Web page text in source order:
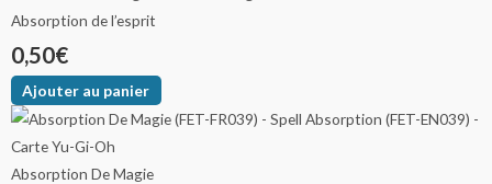
Absorption de l’esprit
0,50€
Ajouter au panier
Absorption De Magie